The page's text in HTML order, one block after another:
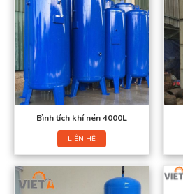
Bình tích khí nén 4000L
LIÊN HỆ